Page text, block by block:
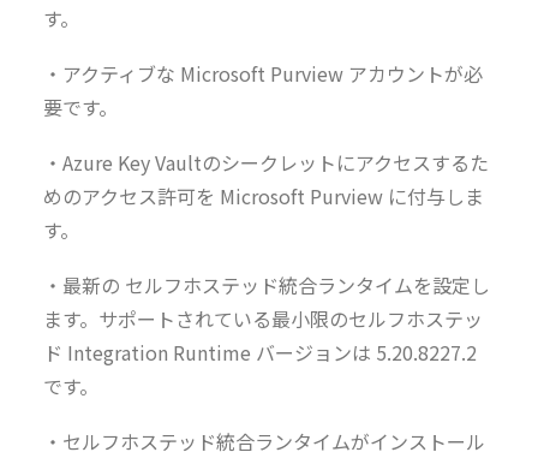
す。
・アクティブな Microsoft Purview アカウントが必
要です。
・Azure Key Vaultのシークレットにアクセスするた
めのアクセス許可を Microsoft Purview に付与しま
す。
・最新の セルフホステッド統合ランタイムを設定し
ます。サポートされている最小限のセルフホステッ
ド Integration Runtime バージョンは 5.20.8227.2
です。
・セルフホステッド統合ランタイムがインストール